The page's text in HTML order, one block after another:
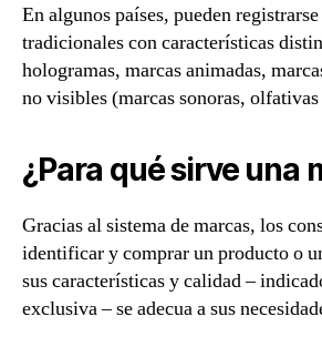
En algunos países, pueden
tradicionales con características
hologramas, marcas animadas,
no visibles (marcas sonoras,
¿Para qué sirve una
Gracias al sistema de marcas, los
identificar y comprar un producto o
sus características y calidad –
exclusiva – se adecua a sus